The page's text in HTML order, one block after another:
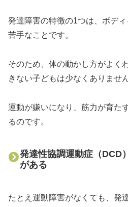
発達障害の特徴の1つは、ボデ
苦手なことです。
そのため、体の動かし方がよく
きない子どもは少なくありません
運動が嫌いになり、筋力が育た
るのです。
発達性協調運動症（DCD
がある
たとえ運動障害がなくても、発